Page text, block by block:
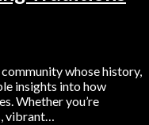
whose history,
insights into how
Whether you’re
vibrant…